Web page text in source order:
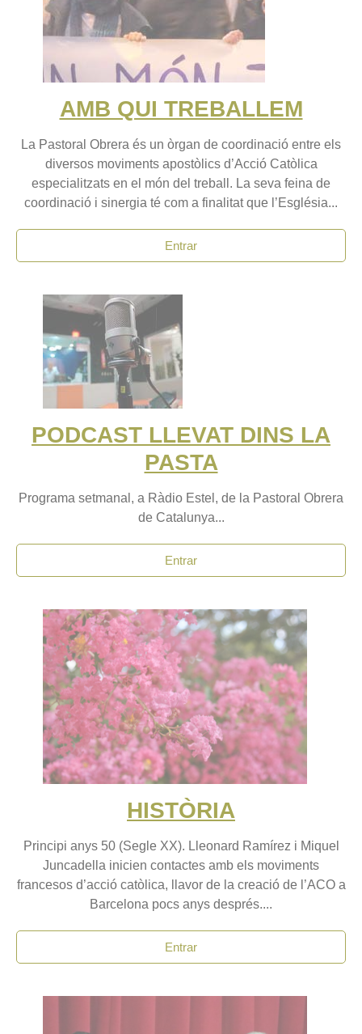
AMB QUI TREBALLEM
La Pastoral Obrera és un òrgan de coordinació entre els
diversos moviments apostòlics d’Acció Catòlica
especialitzats en el món del treball. La seva feina de
coordinació i sinergia té com a finalitat que l’Església...
Entrar
PODCAST LLEVAT DINS LA
PASTA
Programa setmanal, a Ràdio Estel, de la Pastoral Obrera
de Catalunya...
Entrar
HISTÒRIA
Principi anys 50 (Segle XX). Lleonard Ramírez i Miquel
Juncadella inicien contactes amb els moviments
francesos d’acció catòlica, llavor de la creació de l’ACO a
Barcelona pocs anys després....
Entrar